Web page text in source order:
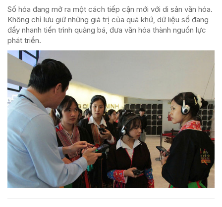
Số hóa đang mở ra một cách tiếp cận mới với di sản văn hóa.
Không chỉ lưu giữ những giá trị của quá khứ, dữ liệu số đang
đẩy nhanh tiến trình quảng bá, đưa văn hóa thành nguồn lực
phát triển.